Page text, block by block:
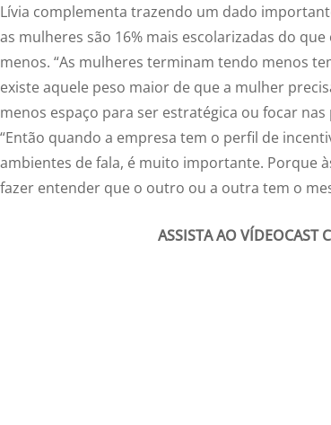
Lívia complementa trazendo um dado
as mulheres são 16% mais escolarizadas do
menos. “As mulheres terminam tendo menos
existe aquele peso maior de que a mulher
menos espaço para ser estratégica ou focar
“Então quando a empresa tem o perfil de
ambientes de fala, é muito importante. Porque
fazer entender que o outro ou a outra tem o
ASSISTA AO VÍDEOCAST